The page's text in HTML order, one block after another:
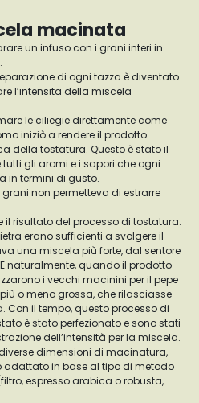
macinata
un infuso con i grani interi in
di ogni tazza è diventato
l’intensita della miscela
le ciliegie direttamente come
iniziò a rendere il prodotto
della tostatura. Questo è stato il
gli aromi e i sapori che ogni
in termini di gusto.
non permetteva di estrarre
risultato del processo di tostatura.
erano sufficienti a svolgere il
una miscela più forte, dal sentore
naturalmente, quando il prodotto
i vecchi macinini per il pepe
o meno grossa, che rilasciasse
il tempo, questo processo di
è stato perfezionato e sono stati
dell’intensità per la miscela.
dimensioni di macinatura,
adattato in base al tipo di metodo
espresso arabica o robusta,